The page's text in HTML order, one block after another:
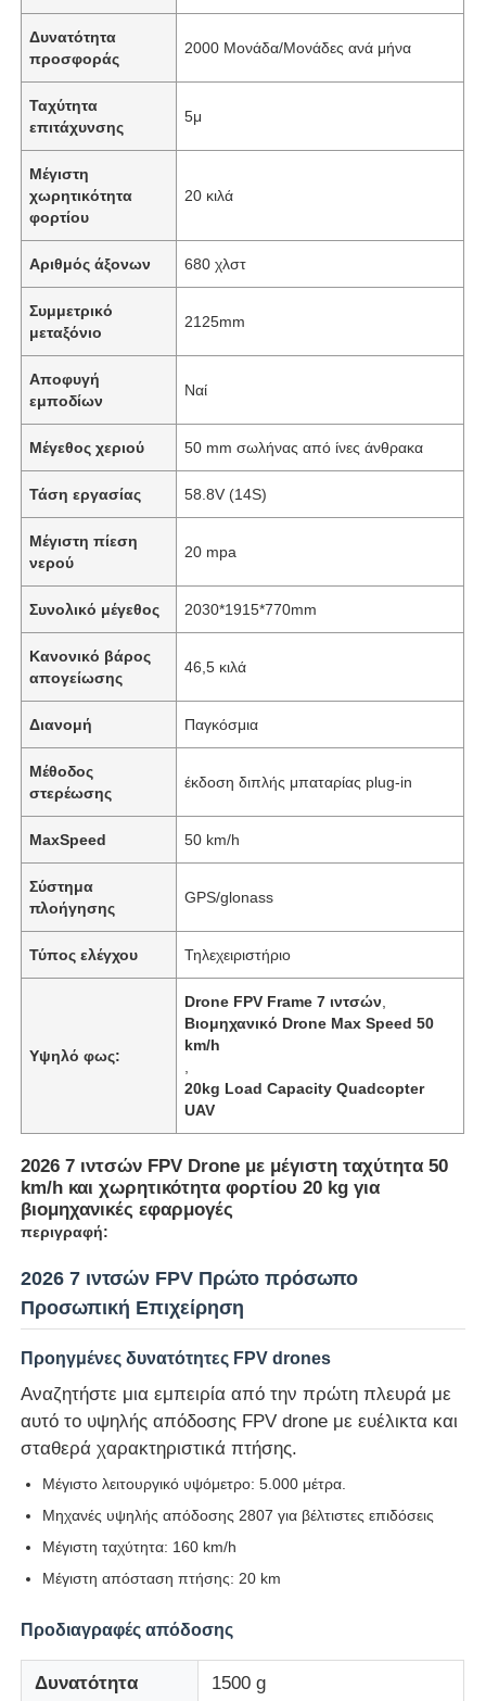
Αρχική
Προϊόντα
Σχετικά με εμάς
Επισκέψεις στο εργοστάσιο
Έλεγχος Ποιότητας
Επικοινωνήστε μαζί μας
Ειδήσεις
Υποθέσεις
Ζητήστε μια προσφορά
βιομηχανικά μη επανδρωμένα αεροσκάφη
Δυνατότητα
προσφοράς
2000 Μονάδα/Μονάδες ανά μήνα
Ταχύτητα
επιτάχυνσης
5μ
Μέγιστη
χωρητικότητα
φορτίου
20 κιλά
Αριθμός άξονων 680 χλστ
Συμμετρικό
μεταξόνιο
2125mm
Αποφυγή
εμποδίων
Ναί
Μέγεθος χεριού 50 mm σωλήνας από ίνες άνθρακα
Τάση εργασίας 58.8V (14S)
Μέγιστη πίεση
νερού
20 mpa
Συνολικό μέγεθος 2030*1915*770mm
Κανονικό βάρος
απογείωσης
46,5 κιλά
Διανομή Παγκόσμια
Μέθοδος
στερέωσης
έκδοση διπλής μπαταρίας plug-in
MaxSpeed 50 km/h
Σύστημα
πλοήγησης
GPS/glonass
Τύπος ελέγχου Τηλεχειριστήριο
Υψηλό φως:
Drone FPV Frame 7 ιντσών
Βιομηχανικό Drone Max Speed ​​50
km/h
20kg Load Capacity Quadcopter
UAV
2026 7 ιντσών FPV Drone με μέγιστη ταχύτητα 50
km/h και χωρητικότητα φορτίου 20 kg για
βιομηχανικές εφαρμογές
περιγραφή:
2026 7 ιντσών FPV Πρώτο πρόσωπο
Προσωπική Επιχείρηση
Προηγμένες δυνατότητες FPV drones
Αναζητήστε μια εμπειρία από την πρώτη πλευρά με
αυτό το υψηλής απόδοσης FPV drone με ευέλικτα και
σταθερά χαρακτηριστικά πτήσης.
Μέγιστο λειτουργικό υψόμετρο: 5.000 μέτρα.
Μηχανές υψηλής απόδοσης 2807 για βέλτιστες επιδόσεις
Μέγιστη ταχύτητα: 160 km/h
Μέγιστη απόσταση πτήσης: 20 km
Προδιαγραφές απόδοσης
Δυνατότητα
1500 g